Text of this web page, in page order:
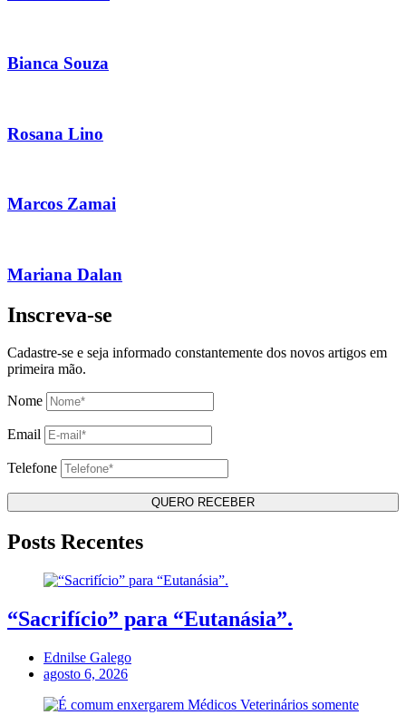
Bianca Souza
Rosana Lino
Marcos Zamai
Mariana Dalan
Inscreva-se
Cadastre-se e seja informado constantemente dos novos artigos em
primeira mão.
Nome
Email
Telefone
Posts Recentes
“Sacrifício” para “Eutanásia”.
Ednilse Galego
agosto 6, 2026